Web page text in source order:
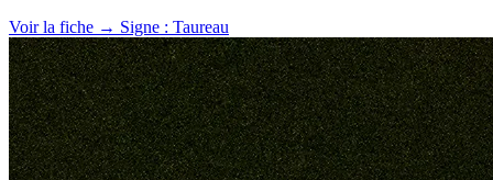
Voir la fiche → Signe : Taureau